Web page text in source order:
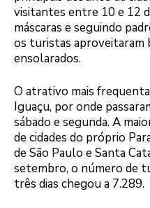
visitantes entre 10 e 12
máscaras e seguindo
os turistas aproveitaram
ensolarados.
O atrativo mais
Iguaçu, por onde
sábado e segunda. A
de cidades do próprio
de São Paulo e Santa
setembro, o número de
três dias chegou a 7.289.